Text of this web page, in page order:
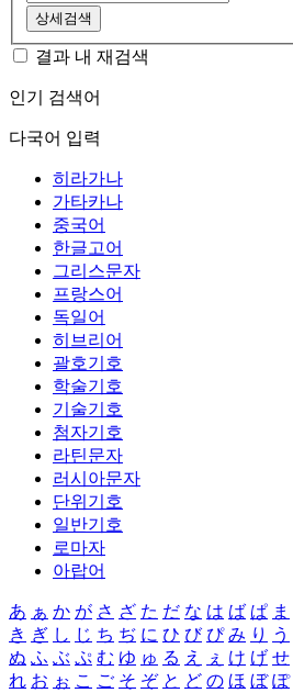
상세검색
결과 내 재검색
인기 검색어
다국어 입력
히라가나
가타카나
중국어
한글고어
그리스문자
프랑스어
독일어
히브리어
괄호기호
학술기호
기술기호
첨자기호
라틴문자
러시아문자
단위기호
일반기호
로마자
아랍어
あ ぁ か が さ ざ た だ な は ば ぱ ま
き ぎ し じ ち ぢ に ひ び ぴ み り う
ぬ ふ ぶ ぷ む ゆ ゅ る え ぇ け げ せ
れ お ぉ こ ご そ ぞ と ど の ほ ぼ ぽ